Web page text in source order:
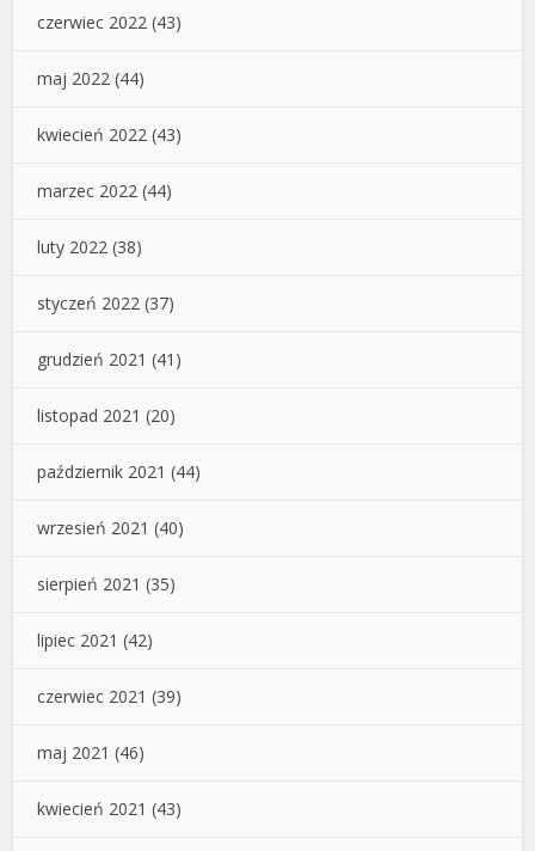
czerwiec 2022 (43)
maj 2022 (44)
kwiecień 2022 (43)
marzec 2022 (44)
luty 2022 (38)
styczeń 2022 (37)
grudzień 2021 (41)
listopad 2021 (20)
październik 2021 (44)
wrzesień 2021 (40)
sierpień 2021 (35)
lipiec 2021 (42)
czerwiec 2021 (39)
maj 2021 (46)
kwiecień 2021 (43)